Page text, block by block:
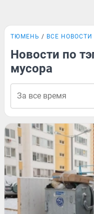
ТЮМЕНЬ ВСЕ НОВОСТИ
Новости по
мусора